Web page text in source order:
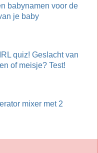
babynamen voor de
je baby
quiz! Geslacht van
of meisje? Test!
mixer met 2